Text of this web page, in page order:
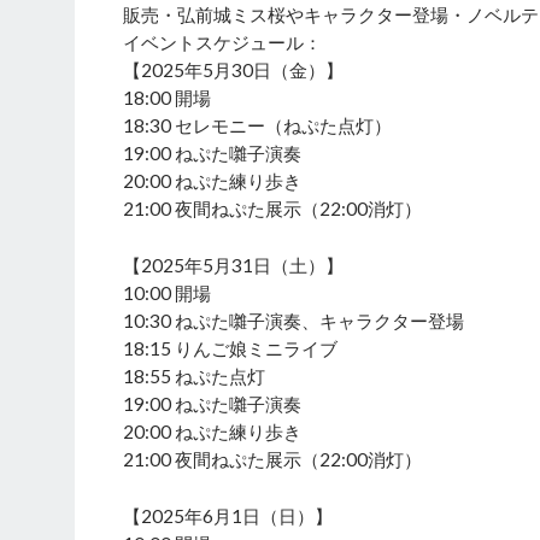
販売・弘前城ミス桜やキャラクター登場・ノベル
イベントスケジュール：
【2025年5月30日（金）】
18:00 開場
18:30 セレモニー（ねぷた点灯）
19:00 ねぷた囃子演奏
20:00 ねぷた練り歩き
21:00 夜間ねぷた展示（22:00消灯）
【2025年5月31日（土）】
10:00 開場
10:30 ねぷた囃子演奏、キャラクター登場
18:15 りんご娘ミニライブ
18:55 ねぷた点灯
19:00 ねぷた囃子演奏
20:00 ねぷた練り歩き
21:00 夜間ねぷた展示（22:00消灯）
【2025年6月1日（日）】